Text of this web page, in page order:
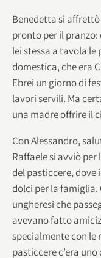
Benedetta si
pronto per il
lei stessa a tavola le
domestica, che era
Ebrei un giorno di
lavori servili. Ma
una madre offrire il
Con Alessandro,
Raffaele si avviò
del pasticcere,
dolci per la famiglia.
ungheresi che
avevano fatto
specialmente con le
pasticcere c’era